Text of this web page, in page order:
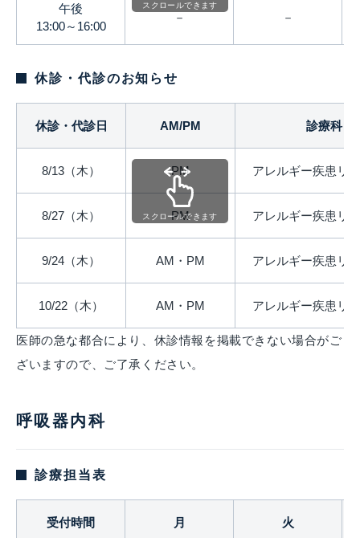
午後
13:00～16:00
－ －
スクロールできます
休診・代診のお知らせ
休診・代診日 AM/PM 診療科
8/13（木） PM アレルギー疾患リ
8/27（木） PM アレルギー疾患リ
9/24（木） AM・PM アレルギー疾患リ
10/22（木） AM・PM アレルギー疾患リ
医師の急な都合により、休診情報を掲載できない場合がご
ざいますので、ご了承ください。
スクロールできます
呼吸器内科
診療担当表
受付時間 月 火